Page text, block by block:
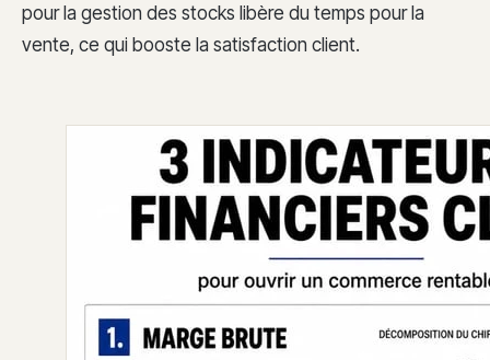
pour la gestion des stocks libère du temps pour la
vente, ce qui booste la satisfaction client.